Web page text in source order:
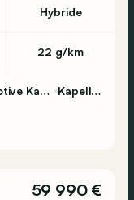
Hybride
22 g/km
Used Cars Center - Hedin Automotive Kapellen Kapellen
59 990 €